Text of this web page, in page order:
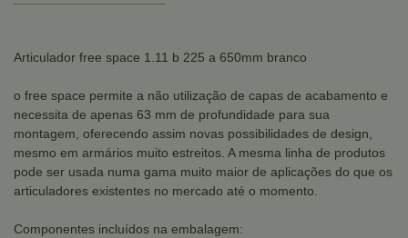
Articulador free space 1.11 b 225 a 650mm branco
o free space permite a não utilização de capas de acabamento e
necessita de apenas 63 mm de profundidade para sua
montagem, oferecendo assim novas possibilidades de design,
mesmo em armários muito estreitos. A mesma linha de produtos
pode ser usada numa gama muito maior de aplicações do que os
articuladores existentes no mercado até o momento.
Componentes incluídos na embalagem: